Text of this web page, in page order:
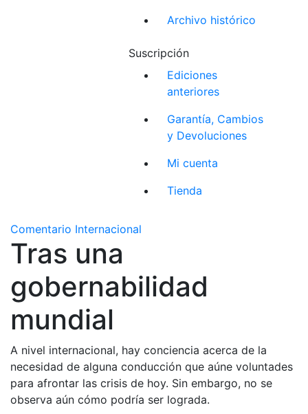
Archivo histórico
Suscripción
Ediciones
anteriores
Garantía, Cambios
y Devoluciones
Mi cuenta
Tienda
Comentario Internacional
Tras una
gobernabilidad
mundial
A nivel internacional, hay conciencia acerca de la
necesidad de alguna conducción que aúne voluntades
para afrontar las crisis de hoy. Sin embargo, no se
observa aún cómo podría ser lograda.